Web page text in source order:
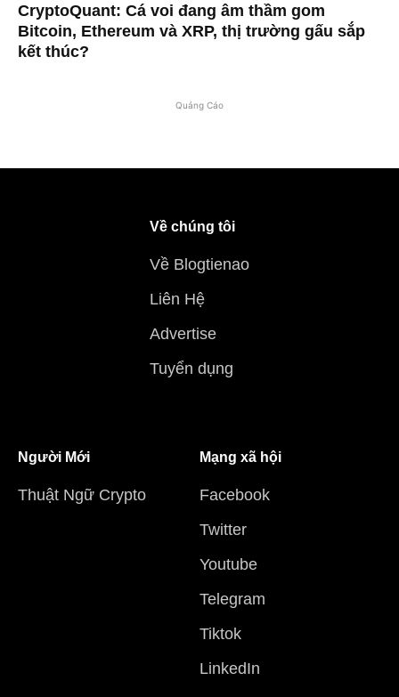
CryptoQuant: Cá voi đang âm thầm gom
Bitcoin, Ethereum và XRP, thị trường gấu sắp
kết thúc?
Quảng Cáo
Về chúng tôi
Về Blogtienao
Liên Hệ
Advertise
Tuyển dụng
Người Mới
Thuật Ngữ Crypto
Mạng xã hội
Facebook
Twitter
Youtube
Telegram
Tiktok
LinkedIn